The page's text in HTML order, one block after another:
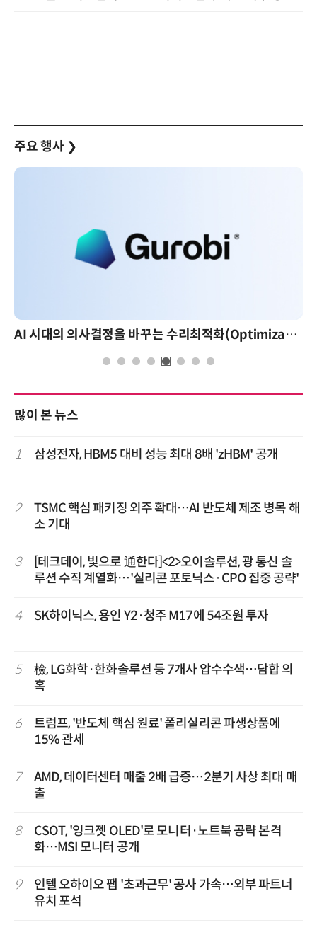
주요 행사 ❯
AI 시대의 의사결정을 바꾸는 수리최적화(Optimization): 실제 산업 적용 사례와 활용 전략
많이 본 뉴스
1 삼성전자, HBM5 대비 성능 최대 8배 'zHBM' 공개
2
TSMC 핵심 패키징 외주 확대…AI 반도체 제조 병목 해
소 기대
3
[테크데이, 빛으로 通한다]<2>오이솔루션, 광 통신 솔
루션 수직 계열화…'실리콘 포토닉스·CPO 집중 공략'
4 SK하이닉스, 용인 Y2·청주 M17에 54조원 투자
5
檢, LG화학·한화솔루션 등 7개사 압수수색…담합 의
혹
6
트럼프, '반도체 핵심 원료' 폴리실리콘 파생상품에
15% 관세
7
AMD, 데이터센터 매출 2배 급증…2분기 사상 최대 매
출
8
CSOT, '잉크젯 OLED'로 모니터·노트북 공략 본격
화…MSI 모니터 공개
9
인텔 오하이오 팹 '초과근무' 공사 가속…외부 파트너
유치 포석